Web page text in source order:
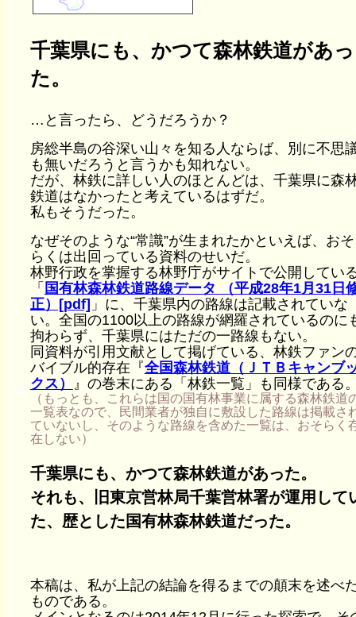
千葉県にも、かつて森林鉄道があっ
た。
…と言ったら、どうだろうか？
房総半島の谷深い山々を知る人ならば、別に不思
も無いだろうと言うかも知れない。
だが、林鉄に詳しい人のほとんどは、千葉県に森
鉄道はなかったと考えているはずだ。
私もそうだった。
なぜそのような“常識”が生まれたかといえば、おそ
らくは出回っている資料のせいだ。
林野行政を掌握する林野庁がサイトで公開してい
「 国有林森林鉄道路線データ （平成28年1月31日
正）[pdf] 」に、千葉県内の路線は記載されていな
い。全国の1100以上の路線が網羅されているのに
拘わらず、千葉県にはただの一路線もない。
同資料が引用文献として掲げている、林鉄ファン
バイブル的存在『全国森林鉄道（ＪＴＢキャンブ
クス）
』の巻末にある「林鉄一覧」も同様である
（もっとも、これらは国の国有林事業に属する森林鉄道
一覧表なので、民間業者が独自に敷設した路線は掲載さ
ていないし、そのような路線を含めた一覧は、おそらく
在しない）
千葉県にも、かつて森林鉄道があった。
それも、旧東京営林局千葉営林署が運用して
た、歴とした国有林森林鉄道だった。
本稿は、私が上記の結論を得るまでの顛末を述べ
ものである。